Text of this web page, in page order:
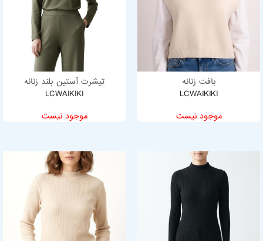
بافت زنانه
LCWAIKIKI
موجود نیست
تیشرت آستین بلند زنانه
LCWAIKIKI
موجود نیست